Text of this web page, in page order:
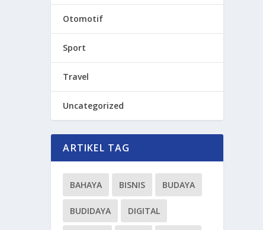
Otomotif
Sport
Travel
Uncategorized
ARTIKEL TAG
BAHAYA BISNIS BUDAYA
BUDIDAYA DIGITAL